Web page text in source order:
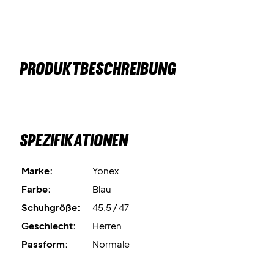
PRODUKTBESCHREIBUNG
Spezifikationen
Marke:
Yonex
Farbe:
Blau
Schuhgröße:
45,5 / 47
Geschlecht:
Herren
Passform:
Normale